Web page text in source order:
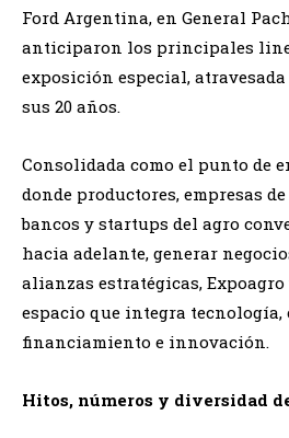
Ford Argentina, en General
anticiparon los principales
exposición especial,
sus 20 años.
Consolidada como el punto de
donde productores, empresas
bancos y startups del agro
hacia adelante, generar
alianzas estratégicas,
espacio que integra
financiamiento e innovación.
Hitos, números y diversidad